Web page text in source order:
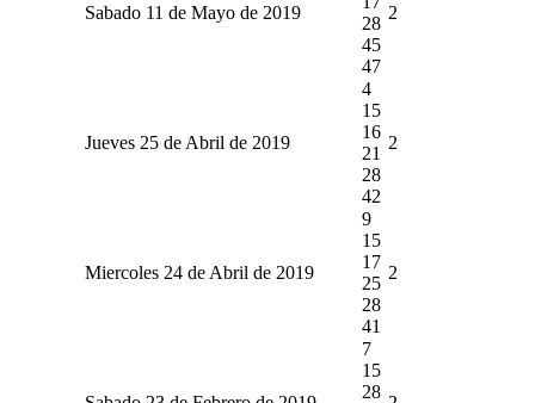
Sabado 11 de Mayo de 2019
28
45
47
2
Jueves 25 de Abril de 2019
4
15
16
21
28
42
2
Miercoles 24 de Abril de 2019
9
15
17
25
28
41
2
7
15
28